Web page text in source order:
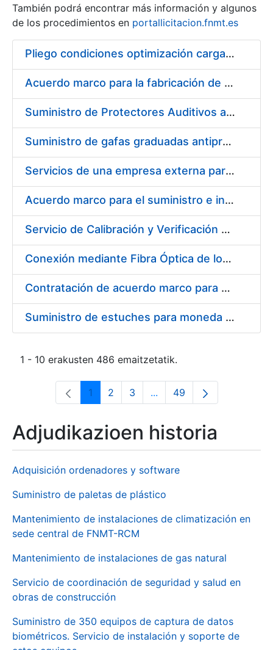
Erakutsi/Ezkutatu
También podrá encontrar más información y algunos
de los procedimientos en portallicitacion.fnmt.es
Pliego condiciones optimización cargas compras firmado
Acuerdo marco para la fabricación de piezas
Suministro de Protectores Auditivos a medida para las personas trabajadoras de los Centros de Trabajo de Madrid y Burgos
Suministro de gafas graduadas antiproyecciones para los trabajadores de la FNMT-RCM en los centros de trabajo de Madrid y Burgos
Servicios de una empresa externa para el asesoramiento y resolución de los recursos de alzada que se presentan relacionados con procesos de selección para la FNMT-RCM
Acuerdo marco para el suministro e instalación de persianas, estores y otros complementos
Servicio de Calibración y Verificación Externa de los Equipos de Medición del Servicio de Prevención de la FNMT-RCM
Conexión mediante Fibra Óptica de los Centros de Proceso de Datos (CPDs) de las sedes de la FNMT-RCM de Burgos y Madrid
Contratación de acuerdo marco para el Suministro de Material de Electricidad para la Fábrica Nacional de Moneda y Timbre-Real Casa de la Moneda en su centro de trabajo de Burgos
Suministro de estuches para moneda de 30 €
1 - 10 erakusten 486 emaitzetatik.
Orrialdea
1 Orrialdea
2 Orrialdea
3 ...Intermediate Pages Use
Orrialdea
49
Adjudikazioen historia
Adquisición ordenadores y software
Suministro de paletas de plástico
Mantenimiento de instalaciones de climatización en
sede central de FNMT-RCM
Mantenimiento de instalaciones de gas natural
Servicio de coordinación de seguridad y salud en
obras de construcción
Suministro de 350 equipos de captura de datos
biométricos. Servicio de instalación y soporte de